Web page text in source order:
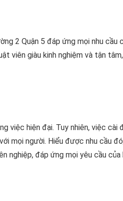
2 Quận 5 đáp ứng mọi nhu cầu
viên giàu kinh nghiệm và tận
việc hiện đại. Tuy nhiên, việc cài
mọi người. Hiểu được nhu cầu
nghiệp, đáp ứng mọi yêu cầu của